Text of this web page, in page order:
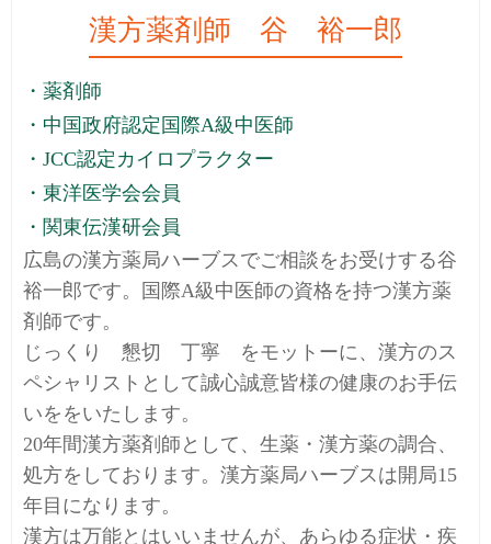
漢方薬剤師 谷 裕一郎
・薬剤師
・中国政府認定国際A級中医師
・JCC認定カイロプラクター
・東洋医学会会員
・関東伝漢研会員
広島の漢方薬局ハーブスでご相談をお受けする谷
裕一郎です。国際A級中医師の資格を持つ漢方薬
剤師です。
じっくり 懇切 丁寧 をモットーに、漢方のス
ペシャリストとして誠心誠意皆様の健康のお手伝
いををいたします。
20年間漢方薬剤師として、生薬・漢方薬の調合、
処方をしております。漢方薬局ハーブスは開局15
年目になります。
漢方は万能とはいいませんが、あらゆる症状・疾